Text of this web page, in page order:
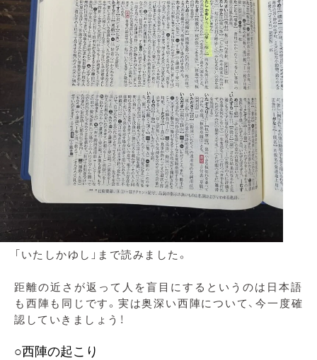
「いたしかゆし」まで読みました。
距離の近さが返って人を盲目にするというのは日本語
も西陣も同じです。実は奥深い西陣について、今一度確
認していきましょう！
○西陣の起こり